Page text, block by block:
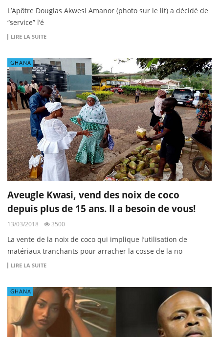
L’Apôtre Douglas Akwesi Amanor (photo sur le lit) a décidé de
“service” l’é
LIRE LA SUITE
GHANA
Aveugle Kwasi, vend des noix de coco
depuis plus de 15 ans. Il a besoin de vous!
13/03/2018 3500
La vente de la noix de coco qui implique l’utilisation de
matériaux tranchants pour arracher la cosse de la no
LIRE LA SUITE
GHANA